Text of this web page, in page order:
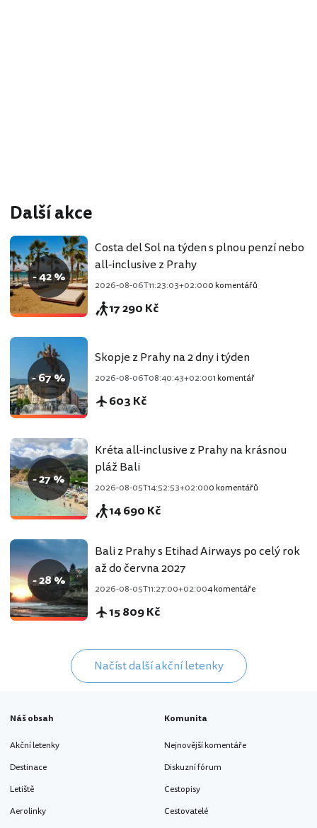
Další akce
- 42 %
Costa del Sol na týden s plnou penzí nebo
all-inclusive z Prahy
2026-08-06T11:23:03+02:000 komentářů
17 290 Kč
- 67 %
Skopje z Prahy na 2 dny i týden
2026-08-06T08:40:43+02:001 komentář
603 Kč
- 27 %
Kréta all-inclusive z Prahy na krásnou
pláž Bali
2026-08-05T14:52:53+02:000 komentářů
14 690 Kč
- 28 %
Bali z Prahy s Etihad Airways po celý rok
až do června 2027
2026-08-05T11:27:00+02:004 komentáře
15 809 Kč
Načíst další akční letenky
Náš obsah
Akční letenky
Destinace
Letiště
Aerolinky
Komunita
Nejnovější komentáře
Diskuzní fórum
Cestopisy
Cestovatelé